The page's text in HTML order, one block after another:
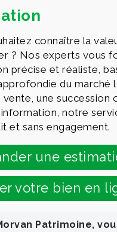
connaître la
? Nos experts vous
précise et réaliste,
du marché
une succession
notre
et sans engagement.
une
votre bien en
Patrimoine,